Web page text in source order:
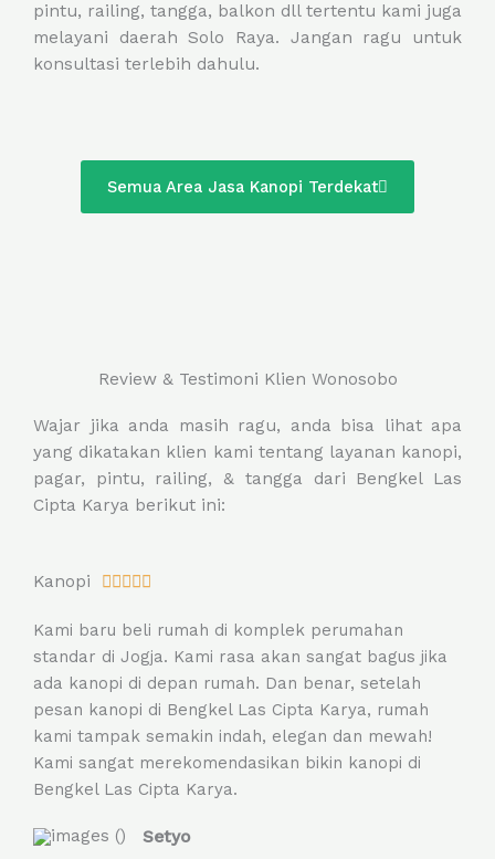
pintu, railing, tangga, balkon dll tertentu kami juga
melayani daerah Solo Raya. Jangan ragu untuk
konsultasi terlebih dahulu.
Semua Area Jasa Kanopi Terdekat
Review & Testimoni Klien Wonosobo
Wajar jika anda masih ragu, anda bisa lihat apa
yang dikatakan klien kami tentang layanan kanopi,
pagar, pintu, railing, & tangga dari Bengkel Las
Cipta Karya berikut ini:
Kanopi 
e
d
5
o
u
t
f
Kami baru beli rumah di komplek perumahan
standar di Jogja. Kami rasa akan sangat bagus jika
ada kanopi di depan rumah. Dan benar, setelah
pesan kanopi di Bengkel Las Cipta Karya, rumah
kami tampak semakin indah, elegan dan mewah!
Kami sangat merekomendasikan bikin kanopi di
Bengkel Las Cipta Karya.
Setyo